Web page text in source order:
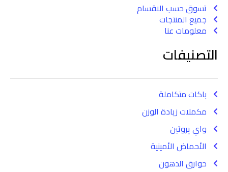
تسوق حسب الاقسام
جميع المنتجات
معلومات عنا
التصنيفات
باكات متكاملة
مكملات زيادة الوزن
واي پروتين
الأحماض الأمينية
حوارق الدهون